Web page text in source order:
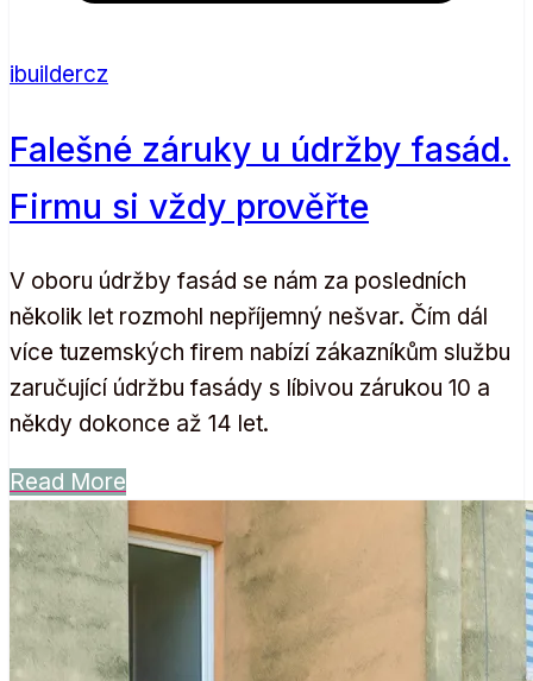
ibuildercz
Falešné záruky u údržby fasád.
Firmu si vždy prověřte
V oboru údržby fasád se nám za posledních
několik let rozmohl nepříjemný nešvar. Čím dál
více tuzemských firem nabízí zákazníkům službu
zaručující údržbu fasády s líbivou zárukou 10 a
někdy dokonce až 14 let.
Read More